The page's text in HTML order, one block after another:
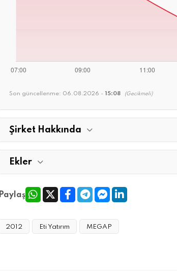
Son güncellenme: 06.08.2026 - 15:08 (Gecikmeli)
Şirket Hakkında
Ekler
Paylaş
2012 Eti Yatırım MEGAP